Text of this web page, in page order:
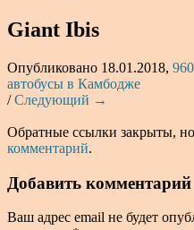
Giant Ibis
Опубликовано 18.01.2018,
автобусы в Камбодже
/Следующий →
Обратные ссылки закрыты,
комментарий.
Добавить комментарий
Ваш адрес email не будет